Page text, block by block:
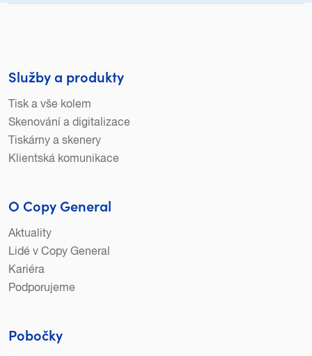
Služby a produkty
Tisk a vše kolem
Skenování a digitalizace
Tiskárny a skenery
Klientská komunikace
O Copy General
Aktuality
Lidé v Copy General
Kariéra
Podporujeme
Pobočky